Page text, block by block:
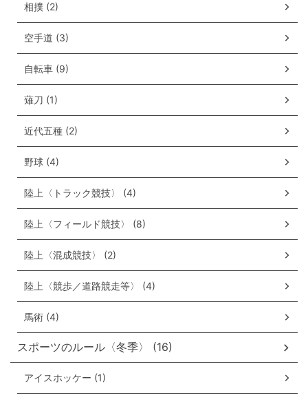
相撲 (2)
空手道 (3)
自転車 (9)
薙刀 (1)
近代五種 (2)
野球 (4)
陸上〈トラック競技〉 (4)
陸上〈フィールド競技〉 (8)
陸上〈混成競技〉 (2)
陸上〈競歩／道路競走等〉 (4)
馬術 (4)
スポーツのルール〈冬季〉 (16)
アイスホッケー (1)